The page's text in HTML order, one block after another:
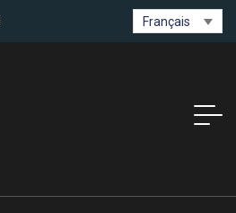
Français